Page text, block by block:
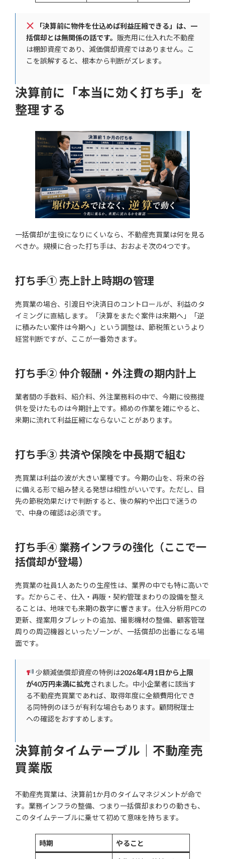
「決算前に物件を仕込めば利益圧縮できる」は、一
括償却とは無関係の話です。 販売用に仕入れた不動産
は棚卸資産であり、減価償却資産ではありません。こ
こを誤解すると、根本から判断がズレます。
決算前に「本当に効く打ち手」を
整理する
一括償却が主役になりにくいなら、不動産売買業は何を見る
べきか。規模に合った打ち手は、おおよそ次の4つです。
打ち手① 売上計上時期の管理
売買業の場合、引渡日や決済日のコントロールが、利益のタ
イミングに直結します。「決算をまたぐ案件は来期へ」「逆
に積みたい案件は今期へ」という調整は、節税策というより
経営判断ですが、ここが一番効きます。
打ち手② 仲介報酬・外注費の期内計上
業者間の手数料、紹介料、外注業務料の中で、今期に役務提
供を受けたものは今期計上です。締めの作業を雑にやると、
来期に流れて利益圧縮にならないことがあります。
打ち手③ 共済や保険を中長期で組む
売買業は利益の波が大きい業種です。今期の山を、将来の谷
に備える形で組み替える発想は相性がいいです。ただし、目
先の節税効果だけで判断すると、後の解約や出口で迷うの
で、中身の確認は必須です。
打ち手④ 業務インフラの強化（ここで一
括償却が登場）
売買業の社員1人あたりの生産性は、業界の中でも特に高いで
す。だからこそ、仕入・再販・契約管理まわりの設備を整え
ることは、地味でも来期の数字に響きます。仕入分析用PCの
更新、提案用タブレットの追加、撮影機材の整備、顧客管理
周りの周辺機器といったゾーンが、一括償却の出番になる場
面です。
少額減価償却資産の特例は2026年4月1日から上限
が40万円未満に拡充されました。中小企業者に該当す
る不動産売買業であれば、取得年度に全額費用化でき
る同特例のほうが有利な場合もあります。顧問税理士
への確認をおすすめします。
決算前タイムテーブル｜不動産売
買業版
不動産売買業は、決算前1か月のタイムマネジメントが命で
す。業務インフラの整備、つまり一括償却まわりの動きも、
このタイムテーブルに乗せて初めて意味を持ちます。
時期 やること